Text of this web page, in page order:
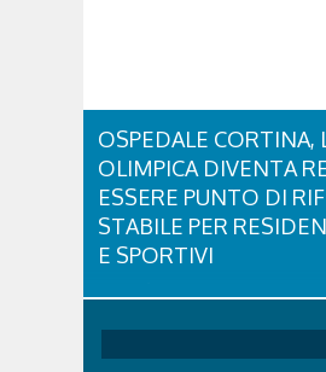
OSPEDALE CORTINA,
OLIMPICA DIVENTA
ESSERE PUNTO DI
STABILE PER
E SPORTIVI
territorio dolomitico. Ospedale
struttura parte di GVM Care &
per: